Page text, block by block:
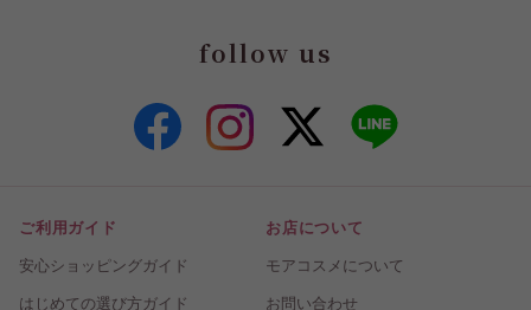
follow us
ご利用ガイド
安心ショッピングガイド
はじめての選び方ガイド
お店について
モアコスメについて
お問い合わせ